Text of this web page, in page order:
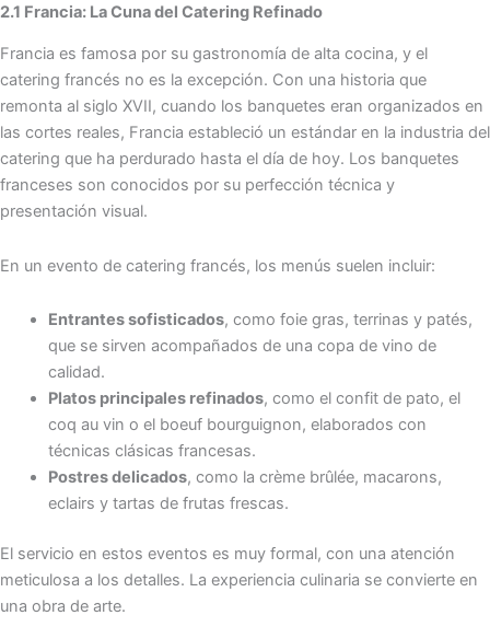
2.1 Francia: La Cuna del Catering Refinado
Francia es famosa por su gastronomía de alta cocina, y el
catering francés no es la excepción. Con una historia que
remonta al siglo XVII, cuando los banquetes eran organizados en
las cortes reales, Francia estableció un estándar en la industria del
catering que ha perdurado hasta el día de hoy. Los banquetes
franceses son conocidos por su perfección técnica y
presentación visual.
En un evento de catering francés, los menús suelen incluir:
Entrantes sofisticados, como foie gras, terrinas y patés,
que se sirven acompañados de una copa de vino de
calidad.
Platos principales refinados, como el confit de pato, el
coq au vin o el boeuf bourguignon, elaborados con
técnicas clásicas francesas.
Postres delicados, como la crème brûlée, macarons,
eclairs y tartas de frutas frescas.
El servicio en estos eventos es muy formal, con una atención
meticulosa a los detalles. La experiencia culinaria se convierte en
una obra de arte.